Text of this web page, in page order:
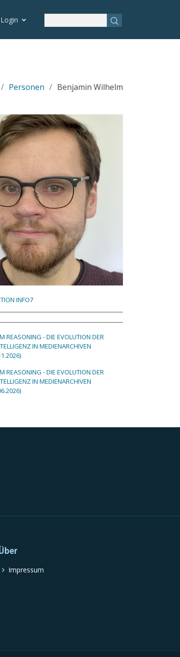
Login
Personen Benjamin Wilhelm
INFO7
REASONING - DIE EVOLUTION DER
IN MEDIENARCHIVEN
REASONING - DIE EVOLUTION DER
IN MEDIENARCHIVEN
Impressum